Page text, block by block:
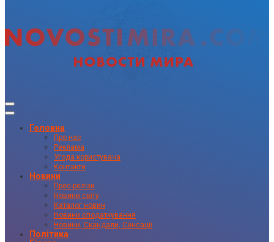
Головна
Про нас
Реклама
Угода користувача
Контакти
Новини
Прес-релізи
Новини світу
Каталог новин
Новини оподаткування
Новини, Скандали, Сенсації
Політика